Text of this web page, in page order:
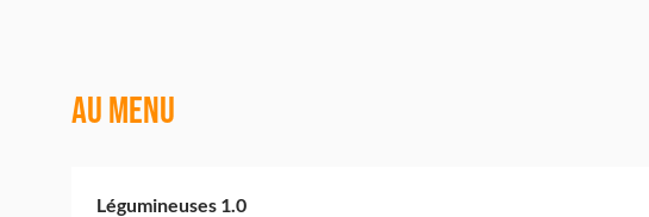
Au menu
Légumineuses 1.0